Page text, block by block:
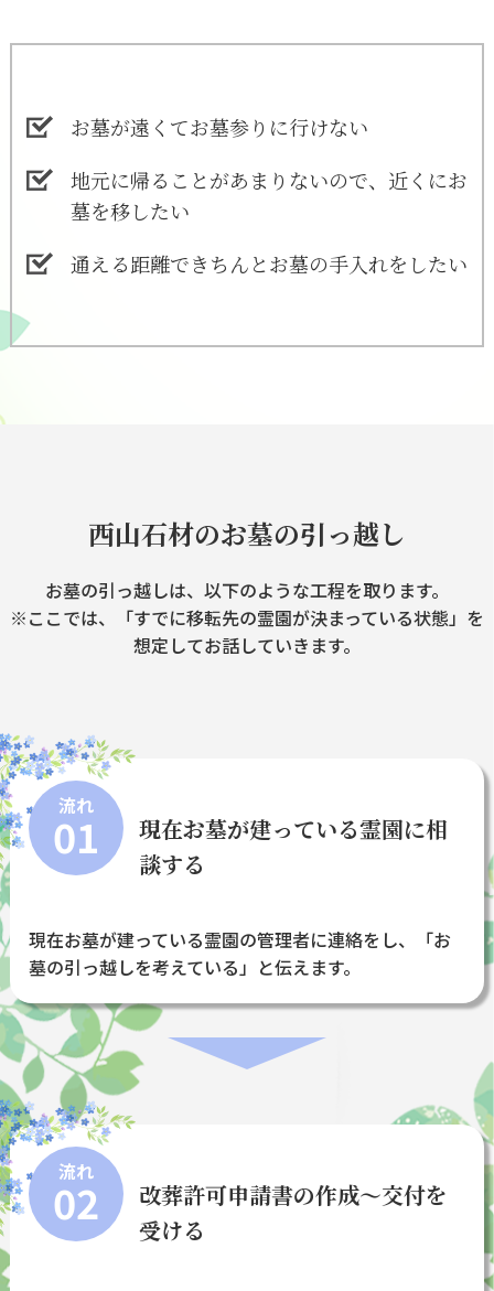
お墓が遠くてお墓参りに行けない
地元に帰ることがあまりないので、近くにお
墓を移したい
通える距離できちんとお墓の手入れをしたい
西山石材のお墓の引っ越し
お墓の引っ越しは、以下のような工程を取ります。
※ここでは、「すでに移転先の霊園が決まっている状態」を
想定してお話していきます。
流れ
01
現在お墓が建っている霊園に相
談する
現在お墓が建っている霊園の管理者に連絡をし、「お
墓の引っ越しを考えている」と伝えます。
流れ
02
改葬許可申請書の作成～交付を
受ける